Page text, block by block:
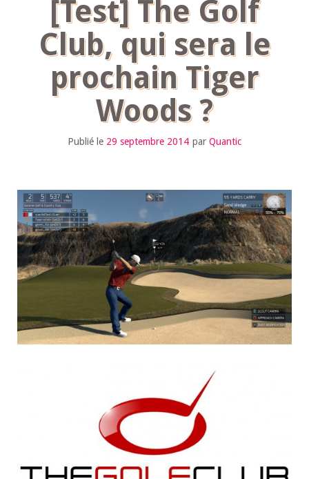
[Test] The Golf
Club, qui sera le
prochain Tiger
Woods ?
Publié le 29 septembre 2014 par Quantic